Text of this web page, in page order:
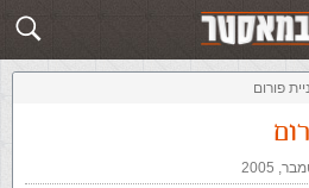
שלח תשובה
פורום